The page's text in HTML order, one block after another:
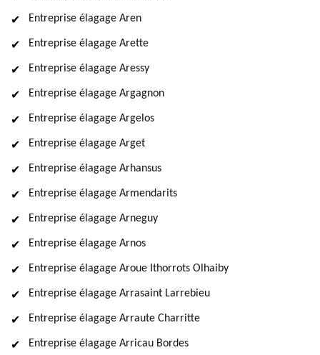
Entreprise élagage Aren
Entreprise élagage Arette
Entreprise élagage Aressy
Entreprise élagage Argagnon
Entreprise élagage Argelos
Entreprise élagage Arget
Entreprise élagage Arhansus
Entreprise élagage Armendarits
Entreprise élagage Arneguy
Entreprise élagage Arnos
Entreprise élagage Aroue Ithorrots Olhaiby
Entreprise élagage Arrasaint Larrebieu
Entreprise élagage Arraute Charritte
Entreprise élagage Arricau Bordes